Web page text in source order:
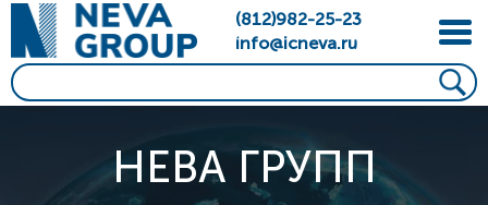
(812)982-25-23
info@icneva.ru
НЕВА ГРУПП